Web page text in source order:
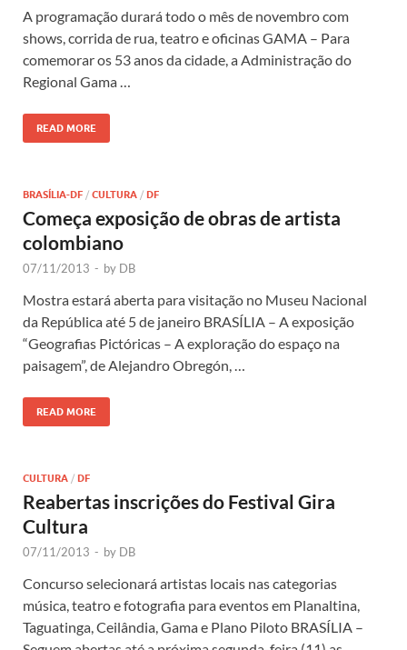
A programação durará todo o mês de novembro com
shows, corrida de rua, teatro e oficinas GAMA – Para
comemorar os 53 anos da cidade, a Administração do
Regional Gama …
READ MORE
BRASÍLIA-DF / CULTURA / DF
Começa exposição de obras de artista
colombiano
07/11/2013 - by DB
Mostra estará aberta para visitação no Museu Nacional
da República até 5 de janeiro BRASÍLIA – A exposição
“Geografias Pictóricas – A exploração do espaço na
paisagem”, de Alejandro Obregón, …
READ MORE
CULTURA / DF
Reabertas inscrições do Festival Gira
Cultura
07/11/2013 - by DB
Concurso selecionará artistas locais nas categorias
música, teatro e fotografia para eventos em Planaltina,
Taguatinga, Ceilândia, Gama e Plano Piloto BRASÍLIA –